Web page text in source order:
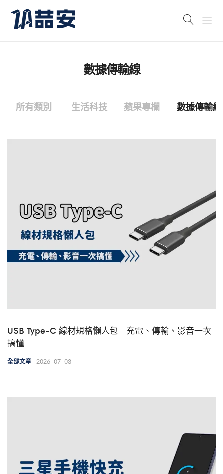
數據傳輸線
所有類別 生活科技 蘋果專欄 數據傳輸線
USB Type-C 線材規格懶人包｜充電、傳輸、影音一次
搞懂
全部文章 2026-07-03